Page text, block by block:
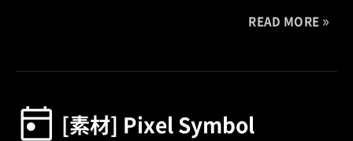
READ MORE
[素材] Pixel Symbol